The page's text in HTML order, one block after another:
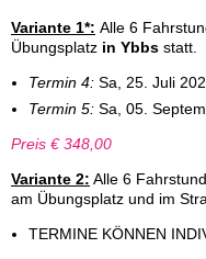
Variante 1*: Alle 6
Übungsplatz in Ybbs statt.
Termin 4: Sa, 25. Juli
Termin 5: Sa, 05.
Preis € 348,00
Variante 2: Alle 6
am Übungsplatz und im
TERMINE KÖNNEN